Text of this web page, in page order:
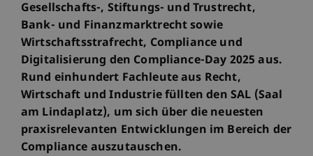
Gesellschafts-, Stiftungs- und Trustrecht,
Bank- und Finanzmarktrecht sowie
Wirtschaftsstrafrecht, Compliance und
Digitalisierung den Compliance-Day 2025 aus.
Rund einhundert Fachleute aus Recht,
Wirtschaft und Industrie füllten den SAL (Saal
am Lindaplatz), um sich über die neuesten
praxisrelevanten Entwicklungen im Bereich der
Compliance auszutauschen.